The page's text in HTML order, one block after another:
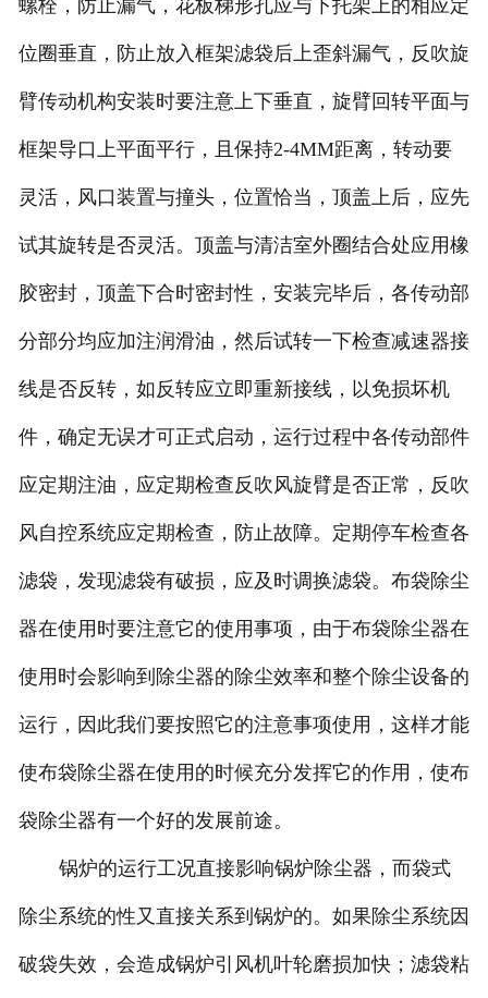
螺栓，防止漏气，花板梯形孔应与下托架上的相应定
位圈垂直，防止放入框架滤袋后上歪斜漏气，反吹旋
臂传动机构安装时要注意上下垂直，旋臂回转平面与
框架导口上平面平行，且保持2-4MM距离，转动要
灵活，风口装置与撞头，位置恰当，顶盖上后，应先
试其旋转是否灵活。顶盖与清洁室外圈结合处应用橡
胶密封，顶盖下合时密封性，安装完毕后，各传动部
分部分均应加注润滑油，然后试转一下检查减速器接
线是否反转，如反转应立即重新接线，以免损坏机
件，确定无误才可正式启动，运行过程中各传动部件
应定期注油，应定期检查反吹风旋臂是否正常，反吹
风自控系统应定期检查，防止故障。定期停车检查各
滤袋，发现滤袋有破损，应及时调换滤袋。布袋除尘
器在使用时要注意它的使用事项，由于布袋除尘器在
使用时会影响到除尘器的除尘效率和整个除尘设备的
运行，因此我们要按照它的注意事项使用，这样才能
使布袋除尘器在使用的时候充分发挥它的作用，使布
袋除尘器有一个好的发展前途。
锅炉的运行工况直接影响锅炉除尘器，而袋式
除尘系统的性又直接关系到锅炉的。如果除尘系统因
破袋失效，会造成锅炉引风机叶轮磨损加快；滤袋粘